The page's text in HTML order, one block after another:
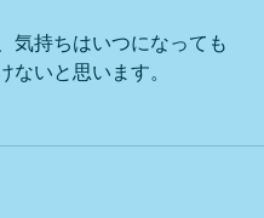
気持ちはいつになっても
ないと思います。